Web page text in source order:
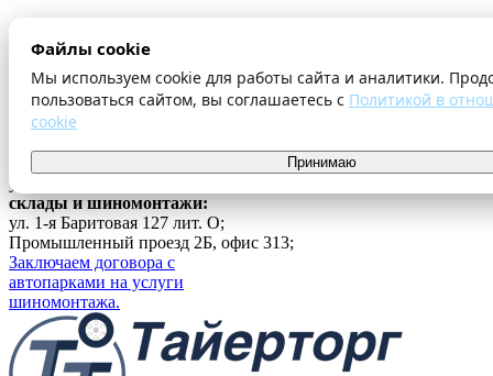
Файлы cookie
Мы используем cookie для работы сайта и аналитики.
пользоваться сайтом, вы соглашаетесь с Политикой в
cookie
Принимаю
Оплата и доставка
Шиномонтаж
Контакты
...
ул. Ферганская 16, офис 209;
склады и шиномонтажи:
ул. 1-я Баритовая 127 лит. О;
Промышленный проезд 2Б, офис 313;
Заключаем договора с
автопарками на услуги
шиномонтажа.